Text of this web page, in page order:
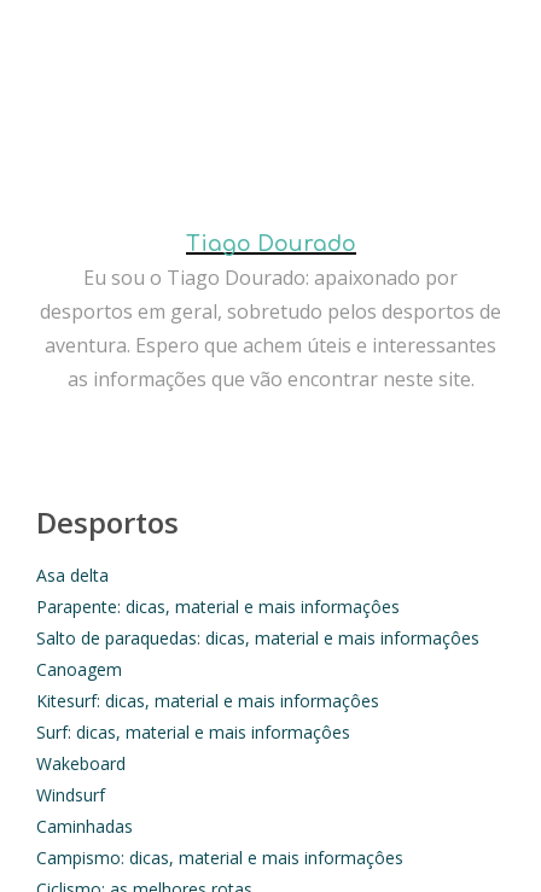
Tiago Dourado
Eu sou o Tiago Dourado: apaixonado por
desportos em geral, sobretudo pelos desportos de
aventura. Espero que achem úteis e interessantes
as informações que vão encontrar neste site.
Desportos
Asa delta
Parapente: dicas, material e mais informaçôes
Salto de paraquedas: dicas, material e mais informaçôes
Canoagem
Kitesurf: dicas, material e mais informaçôes
Surf: dicas, material e mais informaçôes
Wakeboard
Windsurf
Caminhadas
Campismo: dicas, material e mais informaçôes